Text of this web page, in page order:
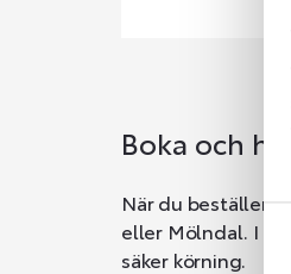
Boka och
När du beställer
eller Mölndal. I
säker körning.